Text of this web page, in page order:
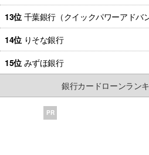
13位 千葉銀行（クイックパワーアドバ
14位 りそな銀行
15位 みずほ銀行
銀行カードローンラン
PR